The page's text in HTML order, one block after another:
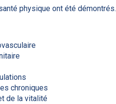
physique ont été démontrés.
chroniques
de la vitalité